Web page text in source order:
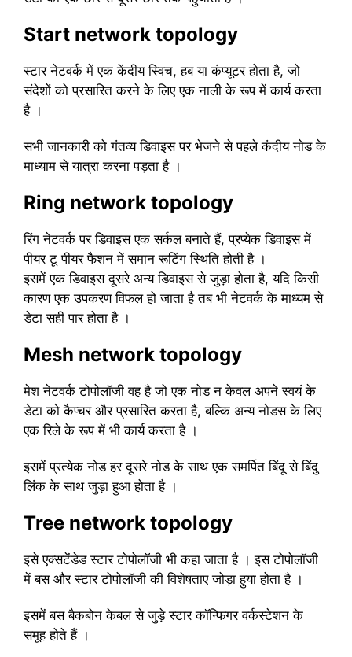
Start network topology
स्टार नेटवर्क में एक केंदीय स्विच, हब या कंप्यूटर होता है, जो
संदेशों को प्रसारित करने के लिए एक नाली के रूप में कार्य करता
है ।
सभी जानकारी को गंतव्य डिवाइस पर भेजने से पहले कंदीय नोड के
माध्याम से यात्रा करना पड़ता है ।
Ring network topology
रिंग नेटवर्क पर डिवाइस एक सर्कल बनाते हैं, प्रप्येक डिवाइस में
पीयर टू पीयर फैशन में समान रूटिंग स्थिति होती है ।
इसमें एक डिवाइस दूसरे अन्य डिवाइस से जुड़ा होता है, यदि किसी
कारण एक उपकरण विफल हो जाता है तब भी नेटवर्क के माध्यम से
डेटा सही पार होता है ।
Mesh network topology
मेश नेटवर्क टोपोलॉजी वह है जो एक नोड न केवल अपने स्वयं के
डेटा को कैप्चर और प्रसारित करता है, बल्कि अन्य नोडस के लिए
एक रिले के रूप में भी कार्य करता है ।
इसमें प्रत्येक नोड हर दूसरे नोड के साथ एक समर्पित बिंदू से बिंदु
लिंक के साथ जुड़ा हुआ होता है ।
Tree network topology
इसे एक्सटेंडेड स्टार टोपोलॉजी भी कहा जाता है । इस टोपोलॉजी
में बस और स्टार टोपोलॉजी की विशेषताए जोड़ा हुया होता है ।
इसमें बस बैकबोन केबल से जुड़े स्टार कॉन्फिगर वर्कस्टेशन के
समूह होते हैं ।